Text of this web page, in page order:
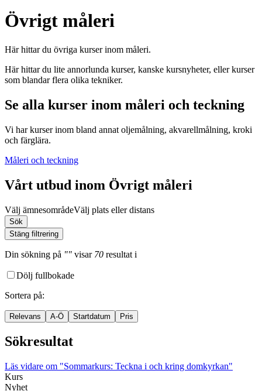
Övrigt måleri
Här hittar du övriga kurser inom måleri.
Här hittar du lite annorlunda kurser, kanske kursnyheter, eller kurser
som blandar flera olika tekniker.
Se alla kurser inom måleri och teckning
Vi har kurser inom bland annat oljemålning, akvarellmålning, kroki
och färglära.
Måleri och teckning
Vårt utbud inom Övrigt måleri
Välj ämnesområdeVälj plats eller distans
Sök
Stäng filtrering
Din sökning på "" visar 70 resultat i
Dölj fullbokade
Sortera på:
Relevans A-Ö Startdatum Pris
Sökresultat
Läs vidare om "Sommarkurs: Teckna i och kring domkyrkan"
Kurs
Nyhet